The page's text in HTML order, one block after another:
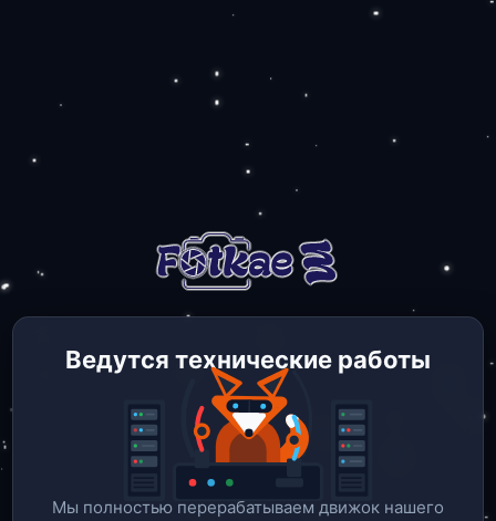
Ведутся технические работы
Мы полностью перерабатываем движок нашего